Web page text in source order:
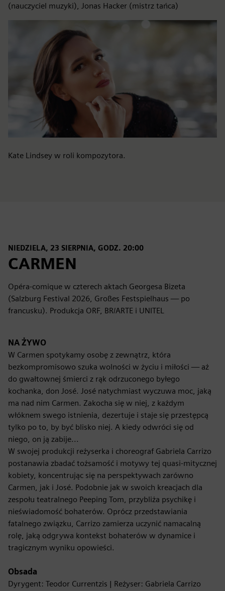
(nauczyciel muzyki), Jonas Hacker (mistrz tańca)
Kate Lindsey w roli kompozytora.
NIEDZIELA, 23 SIERPNIA, GODZ. 20:00
CARMEN
Opéra-comique w czterech aktach Georgesa Bizeta
(Salzburg Festival 2026, Großes Festspielhaus — po
francusku). Produkcja ORF, BR/ARTE i UNITEL
NA ŻYWO
W Carmen spotykamy osobę z zewnątrz, która
bezkompromisowo szuka wolności w życiu i miłości — aż
do gwałtownej śmierci z rąk odrzuconego byłego
kochanka, don José. José natychmiast wyczuwa moc, jaką
ma nad nim Carmen. Zakocha się w niej, z każdym
włóknem swego istnienia, dezertuje i staje się przestępcą
tylko po to, by być blisko niej. A kiedy odwróci się od
niego, on ją zabije...
W swojej produkcji reżyserka i choreograf Gabriela Carrizo
postanawia zbadać tożsamość i motywy tej quasi-mitycznej
kobiety, koncentrując się na perspektywach zarówno
Carmen, jak i José. Podobnie jak w swoich kreacjach dla
zespołu teatralnego Peeping Tom, przybliża psychikę i
nieświadomość bohaterów. Oprócz przedstawiania
fatalnego związku, Carrizo zamierza uczynić namacalną
rolę, jaką odgrywa kontekst bohaterów w dynamice i
tragicznym wyniku opowieści.
Obsada
Dyrygent: Teodor Currentzis | Reżyser: Gabriela Carrizo